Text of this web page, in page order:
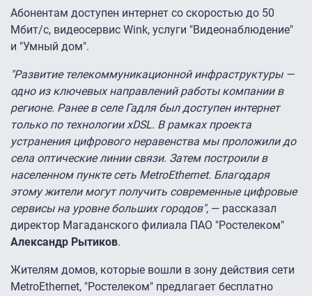
Абонентам доступен интернет со скоростью до 50
Мбит/с, видеосервис Wink, услуги "Видеонаблюдение"
и "Умный дом".
"Развитие телекоммуникационной инфраструктуры —
одно из ключевых направлений работы компании в
регионе. Ранее в селе Гадля был доступен интернет
только по технологии xDSL. В рамках проекта
устранения цифрового неравенства мы проложили до
села оптические линии связи. Затем построили в
населенном пункте сеть MetroEthernet. Благодаря
этому жители могут получить современные цифровые
сервисы на уровне больших городов", — рассказал
директор Магаданского филиала ПАО "Ростелеком"
Александр Рытиков.
Жителям домов, которые вошли в зону действия сети
MetroEthernet, "Ростелеком" предлагает бесплатно